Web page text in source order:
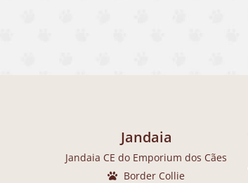
Jandaia
Jandaia CE do Emporium dos Cães
Border Collie